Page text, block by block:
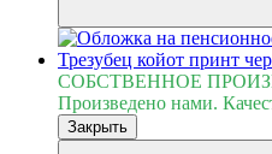
СОБСТВЕННОЕ
Произведено нами.
Закрыть